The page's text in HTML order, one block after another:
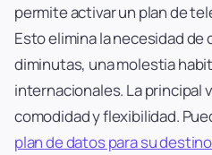
permite activar un plan de
Esto elimina la necesidad de
diminutas, una molestia
internacionales. La principal
comodidad y flexibilidad.
plan de datos para su destino